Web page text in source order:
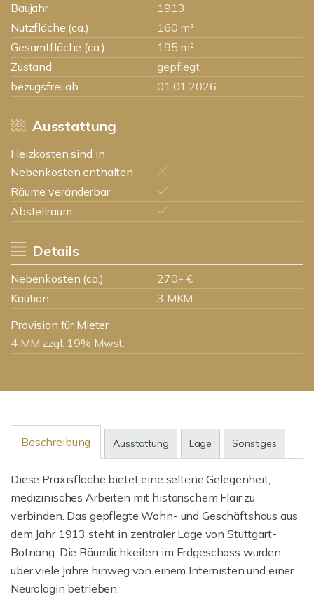
Baujahr
1913
Nutzfläche (ca.)
160 m²
Gesamtfläche (ca.)
195 m²
Zustand
gepflegt
bezugsfrei ab
01.01.2026
Ausstattung
Heizkosten sind in
Nebenkosten enthalten
Räume veränderbar
Abstellraum
Details
Nebenkosten (ca.)
270,- €
Kaution
3 MKM
Provision für Mieter
4 MM zzgl. 19% Mwst.
Beschreibung Ausstattung Lage Sonstiges
Diese Praxisfläche bietet eine seltene Gelegenheit,
medizinisches Arbeiten mit historischem Flair zu
verbinden. Das gepflegte Wohn- und Geschäftshaus aus
dem Jahr 1913 steht in zentraler Lage von Stuttgart-
Botnang. Die Räumlichkeiten im Erdgeschoss wurden
über viele Jahre hinweg von einem Internisten und einer
Neurologin betrieben.